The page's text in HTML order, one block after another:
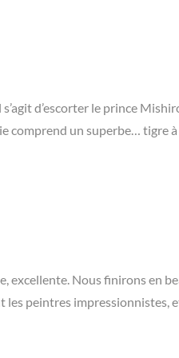
d’escorter le prince
comprend un superbe… tigre
excellente. Nous finirons en
les peintres impressionnistes,